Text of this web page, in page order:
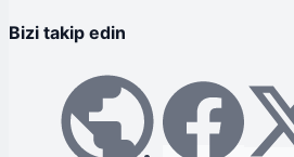
Bizi takip edin